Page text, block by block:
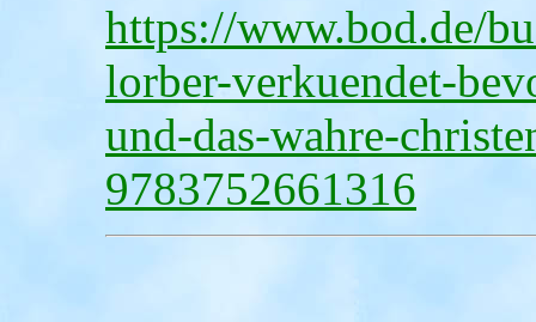
https://www.bod.de/
lorber-verkuendet-
und-das-wahre-
9783752661316